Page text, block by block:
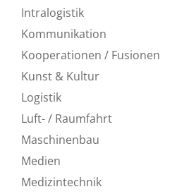
Intralogistik
Kommunikation
Kooperationen / Fusionen
Kunst & Kultur
Logistik
Luft- / Raumfahrt
Maschinenbau
Medien
Medizintechnik